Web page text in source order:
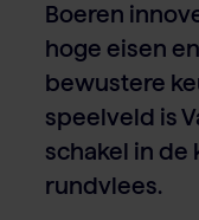
Boeren
hoge eisen
bewustere
speelveld is
schakel in de
rundvlees.